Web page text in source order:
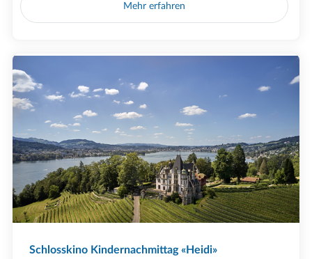
Mehr erfahren
Schlosskino Kindernachmittag «Heidi»